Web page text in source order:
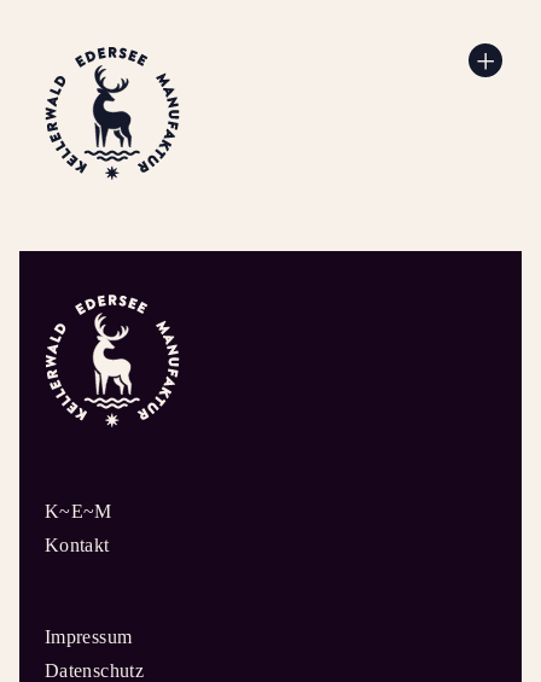
K~E~M
Kontakt
Impressum
Datenschutz